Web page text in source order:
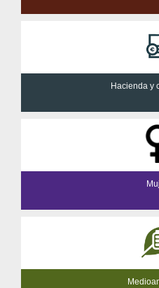
Hacienda y